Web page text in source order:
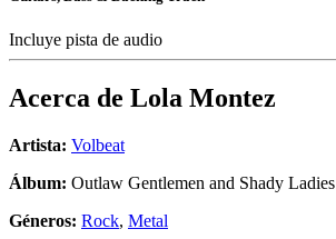
Incluye pista de audio
Acerca de Lola Montez
Artista: Volbeat
Álbum: Outlaw Gentlemen and Shady Ladies
Géneros: Rock, Metal